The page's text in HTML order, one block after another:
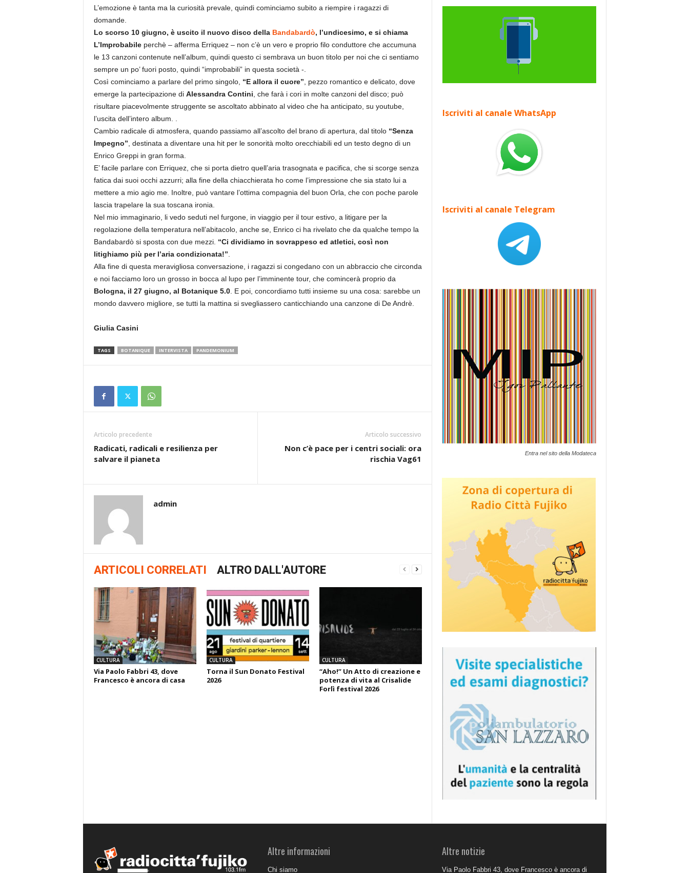
L’emozione è tanta ma la curiosità prevale, quindi cominciamo subito a riempire i ragazzi di
domande.
Lo scorso 10 giugno, è uscito il nuovo disco della Bandabardò, l’undicesimo, e si chiama
L’Improbabileperchè – afferma Erriquez – non c’è un vero e proprio filo conduttore che accumuna
le 13 canzoni contenute nell’album, quindi questo ci sembrava un buon titolo per noi che ci sentiamo
sempre un po’ fuori posto, quindi “improbabili” in questa società -.
Così cominciamo a parlare del primo singolo, “E allora il cuore” , pezzo romantico e delicato, dove
emerge la partecipazione di Alessandra Contini , che farà i cori in molte canzoni del disco; può
risultare piacevolmente struggente se ascoltato abbinato al video che ha anticipato, su youtube,
l’uscita dell’intero album. .
Cambio radicale di atmosfera, quando passiamo all’ascolto del brano di apertura, dal titolo“Senza
Impegno” , destinata a diventare una hit per le sonorità molto orecchiabili ed un testo degno di un
Enrico Greppi in gran forma.
E’ facile parlare con Erriquez, che si porta dietro quell’aria trasognata e pacifica, che si scorge senza
fatica dai suoi occhi azzurri; alla fine della chiacchierata ho come l’impressione che sia stato lui a
mettere a mio agio me. Inoltre, può vantare l’ottima compagnia del buon Orla, che con poche parole
lascia trapelare la sua toscana ironia.
Nel mio immaginario, li vedo seduti nel furgone, in viaggio per il tour estivo, a litigare per la
regolazione della temperatura nell’abitacolo, anche se, Enrico ci ha rivelato che da qualche tempo la
Bandabardò si sposta con due mezzi. “Ci dividiamo in sovrappeso ed atletici, così non
litighiamo più per l’aria condizionata!”
Alla fine di questa meravigliosa conversazione, i ragazzi si congedano con un abbraccio che circonda
e noi facciamo loro un grosso in bocca al lupo per l’imminente tour, che comincerà proprio da
Bologna, il 27 giugno, al Botanique 5.0. E poi, concordiamo tutti insieme su una cosa: sarebbe un
mondo davvero migliore, se tutti la mattina si svegliassero canticchiando una canzone di De Andrè.
Giulia Casini
TAGS BOTANIQUE INTERVISTA PANDEMONIUM
Articolo precedente
Radicati, radicali e resilienza per
salvare il pianeta
Articolo successivo
Non c’è pace per i centri sociali: ora
rischia Vag61
admin
ARTICOLI CORRELATI ALTRO DALL'AUTORE
CULTURA
Via Paolo Fabbri 43, dove
Francesco è ancora di casa
CULTURA
Torna il Sun Donato Festival
2026
CULTURA
“Aho!” Un Atto di creazione e
potenza di vita al Crisalide
Forlì festival 2026
Iscriviti al canale WhatsApp
Iscriviti al canale Telegram
Entra nel sito della Modateca
Altre informazioni
Chi siamo
Altre notizie
Via Paolo Fabbri 43, dove Francesco è ancora di